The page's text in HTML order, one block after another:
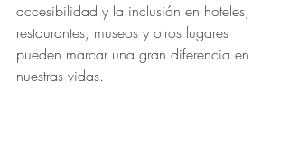
accesibilidad y la inclusión en hoteles,
restaurantes, museos y otros lugares
pueden marcar una gran diferencia en
nuestras vidas.